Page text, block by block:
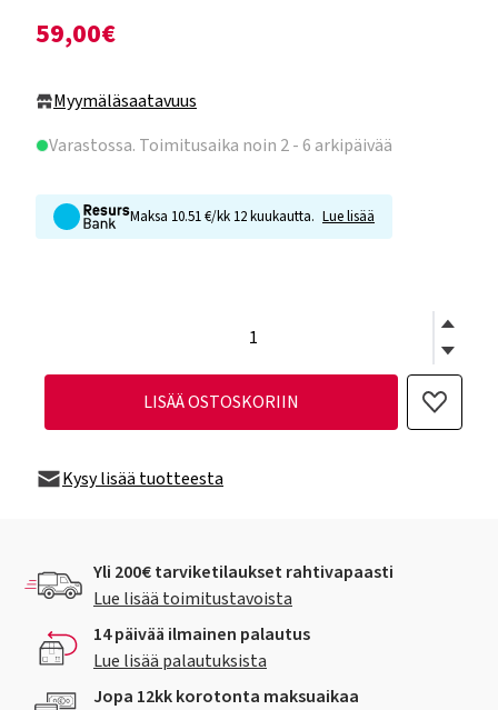
59,00€
Myymäläsaatavuus
Varastossa. Toimitusaika noin 2 - 6 arkipäivää
Maksa 10.51 €/kk 12 kuukautta. Lue lisää
LISÄÄ OSTOSKORIIN
Kysy lisää tuotteesta
Yli 200€ tarviketilaukset rahtivapaasti
Lue lisää toimitustavoista
14 päivää ilmainen palautus
Lue lisää palautuksista
Jopa 12kk korotonta maksuaikaa